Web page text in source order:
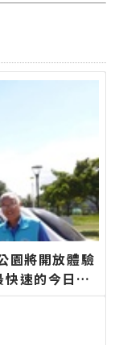
園將開放體驗
速的今日新